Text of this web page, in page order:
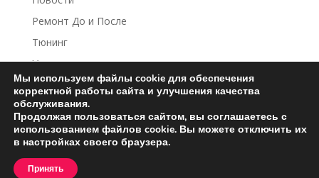
Ремонт До и После
Тюнинг
Услуги
Ремонт турбин
Контакты
Пользовательское соглашение
Мы используем файлы cookie для обеспечения
корректной работы сайта и улучшения качества
обслуживания.
Продолжая пользоваться сайтом, вы соглашаетесь с
использованием файлов cookie. Вы можете отключить их
в настройках своего браузера.
Принять